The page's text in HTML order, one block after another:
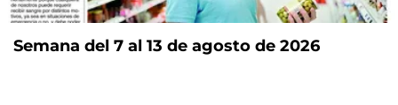
Semana del 7 al 13 de agosto de 2026